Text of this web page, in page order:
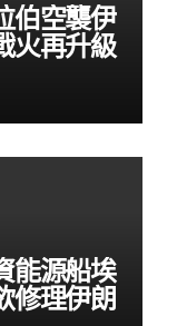
伯空襲伊
火再升級
能源船埃
理伊朗